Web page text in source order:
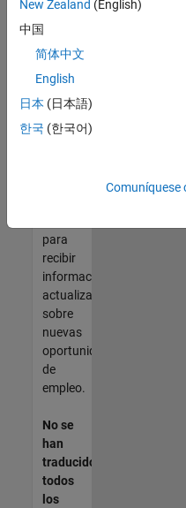
ninguna
vacante
que se
a sus
cualificaciones,
para
recibir
información
actualizada
sobre
nuevas
oportunidades
de
empleo.
No se
han
traducido
todos
los
New Zealand (English)
中国
简体中文
English
日本 (日本語)
한국 (한국어)
Comuníquese